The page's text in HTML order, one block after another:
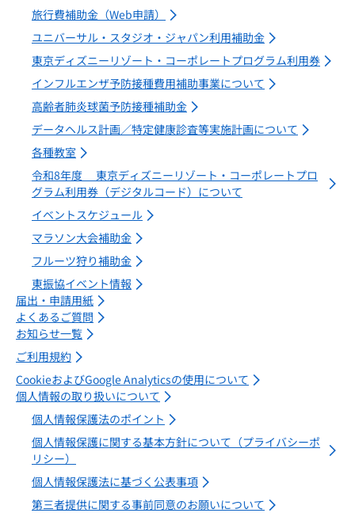
旅行費補助金（Web申請）
ユニバーサル・スタジオ・ジャパン利用補助金
東京ディズニーリゾート・コーポレートプログラム利用券
インフルエンザ予防接種費用補助事業について
高齢者肺炎球菌予防接種補助金
データヘルス計画／特定健康診査等実施計画について
各種教室
令和8年度 東京ディズニーリゾート・コーポレートプロ
グラム利用券（デジタルコード）について
イベントスケジュール
マラソン大会補助金
フルーツ狩り補助金
東振協イベント情報
届出・申請用紙
よくあるご質問
お知らせ一覧
ご利用規約
CookieおよびGoogle Analyticsの使用について
個人情報の取り扱いについて
個人情報保護法のポイント
個人情報保護に関する基本方針について（プライバシーポ
リシー）
個人情報保護法に基づく公表事項
第三者提供に関する事前同意のお願いについて